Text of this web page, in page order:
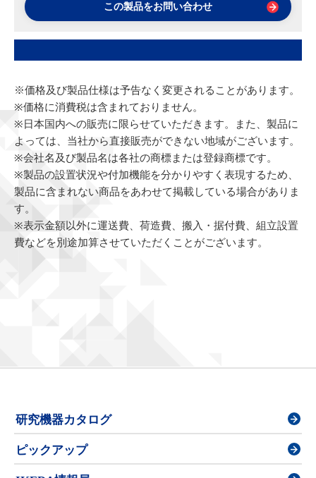
この製品をお問い合わせ
※価格及び製品仕様は予告なく変更されることがあります。
※価格に消費税は含まれておりません。
※日本国内への販売に限らせていただきます。また、製品に
よっては、当社から直接販売ができない地域がございます。
※会社名及び製品名は各社の商標または登録商標です。
※製品の設置状況や付加機能を分かりやすく表現するため、
製品に含まれない商品をあわせて掲載している場合がありま
す。
※表示金額以外に運送費、荷造費、搬入・据付費、組立設置
費などを別途加算させていただくことがございます。
研究機器カタログ
ピックアップ